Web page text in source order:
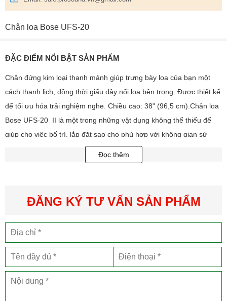
Chân loa Bose UFS-20
ĐẶC ĐIỂM NỔI BẬT SẢN PHẨM
Chân đứng kim loại thanh mảnh giúp trưng bày loa của bạn một
cách thanh lịch, đồng thời giấu dây nối loa bên trong. Được thiết kế
để tối ưu hóa trải nghiệm nghe. Chiều cao: 38" (96,5 cm).Chân loa
Bose UFS-20 II là một trong những vật dụng không thể thiếu để
giúp cho việc bố trí, lắp đặt sao cho phù hợp với không gian sử
Đọc thêm
ĐĂNG KÝ TƯ VẤN SẢN PHẨM